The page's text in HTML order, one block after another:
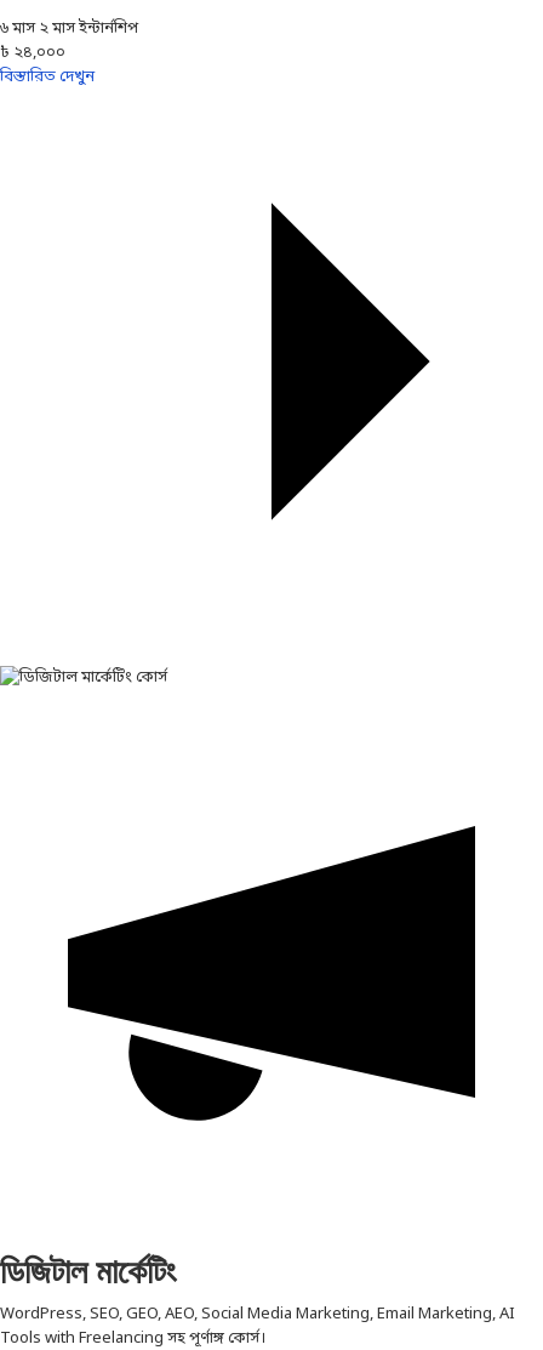
৬ মাস ২ মাস ইন্টার্নশিপ
৳ ২৪,০০০
বিস্তারিত দেখুন
ডিজিটাল মার্কেটিং
WordPress, SEO, GEO, AEO, Social Media Marketing, Email Marketing, AI
Tools with Freelancing সহ পূর্ণাঙ্গ কোর্স।